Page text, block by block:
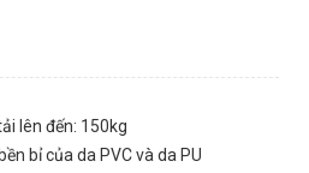
lên đến: 150kg
bỉ của da PVC và da PU